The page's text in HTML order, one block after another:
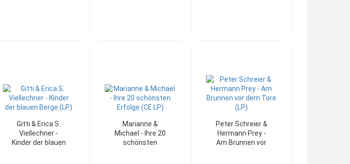
Gitti & Erica S.
Viellechner -
Kinder der blauen
Marianne &
Michael - Ihre 20
schönsten
Peter Schreier &
Hermann Prey -
Am Brunnen vor